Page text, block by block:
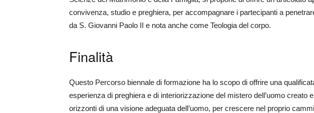
convivenza, studio e preghiera, per accompagnare i partecipanti a
da S. Giovanni Paolo II e nota anche come Teologia del corpo.
Finalità
Questo Percorso biennale di formazione ha lo scopo di offrire una
esperienza di preghiera e di interiorizzazione del mistero dell’uomo
orizzonti di una visione adeguata dell’uomo, per crescere nel proprio